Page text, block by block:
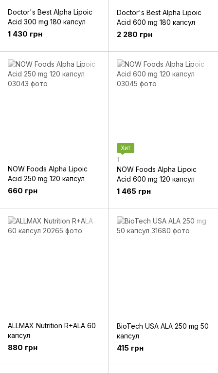
Doctor's Best Alpha Lipoic
Acid 300 mg 180 капсул
1 430 грн
Doctor's Best Alpha Lipoic
Acid 600 mg 180 капсул
2 280 грн
NOW Foods Alpha Lipoic
Acid 250 mg 120 капсул
660 грн
Хит
1
NOW Foods Alpha Lipoic
Acid 600 mg 120 капсул
1 465 грн
ALLMAX Nutrition R+ALA 60
капсул
880 грн
BioTech USA ALA 250 mg 50
капсул
415 грн